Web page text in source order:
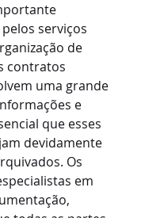
serviços
de
contratos
uma grande
e
que esses
devidamente
Os
em